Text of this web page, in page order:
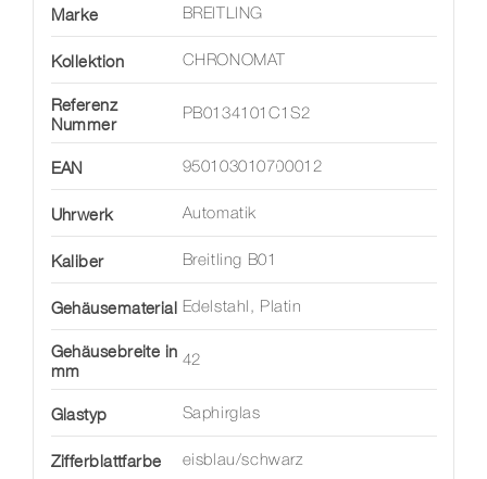
Marke BREITLING
Kollektion CHRONOMAT
Referenz
Nummer
PB0134101C1S2
EAN 950103010700012
Uhrwerk Automatik
Kaliber Breitling B01
Gehäusematerial Edelstahl, Platin
Gehäusebreite in
mm
42
Glastyp Saphirglas
Zifferblattfarbe eisblau/schwarz